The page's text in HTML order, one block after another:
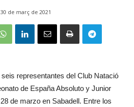
30 de març de 2021
representantes del Club Natació
de España Absoluto y Junior
de marzo en Sabadell. Entre los